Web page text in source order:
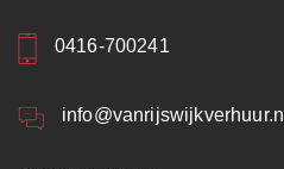
0416-700241
info@vanrijswijkverhuur.nl